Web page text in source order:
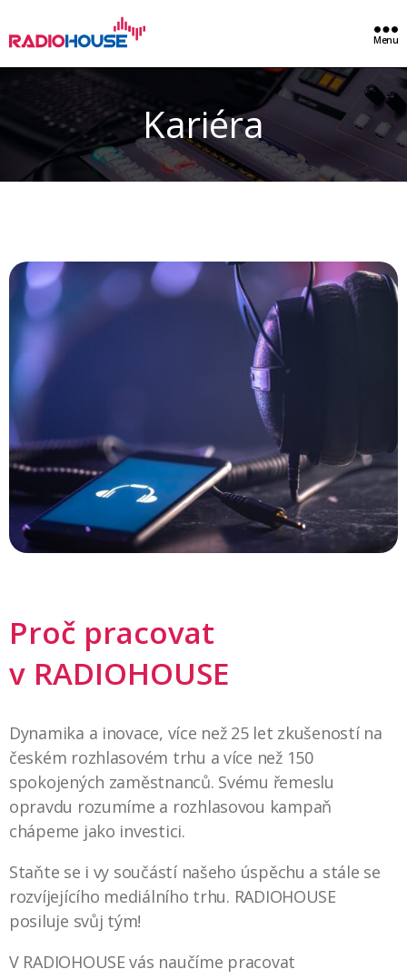
Menu
Kariéra
Proč pracovat
v RADIOHOUSE
Dynamika a inovace, více než 25 let zkušeností na
českém rozhlasovém trhu a více než 150
spokojených zaměstnanců. Svému řemeslu
opravdu rozumíme a rozhlasovou kampaň
chápeme jako investici.
Staňte se i vy součástí našeho úspěchu a stále se
rozvíjejícího mediálního trhu. RADIOHOUSE
posiluje svůj tým!
V RADIOHOUSE vás naučíme pracovat